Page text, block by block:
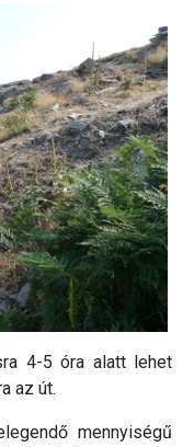
4-5 óra alatt lehet
az út.
mennyiségű